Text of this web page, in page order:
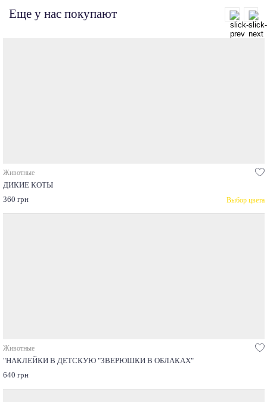
Еще у нас покупают
Животные
ДИКИЕ КОТЫ
360 грн
Выбор цвета
Животные
"НАКЛЕЙКИ В ДЕТСКУЮ "ЗВЕРЮШКИ В ОБЛАКАХ"
640 грн